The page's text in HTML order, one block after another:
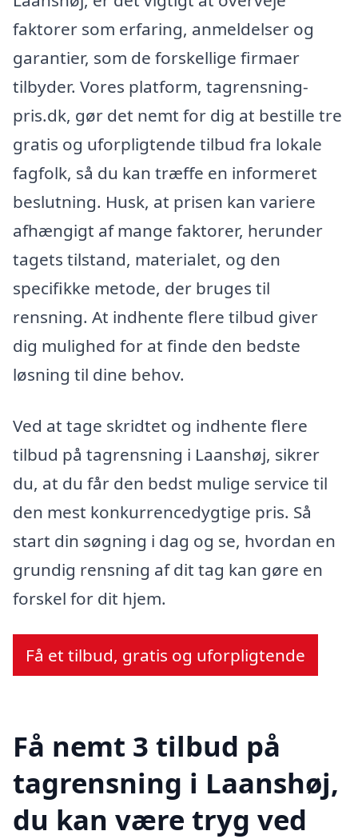
faktorer som erfaring, anmeldelser og
garantier, som de forskellige firmaer
tilbyder. Vores platform, tagrensning-
pris.dk, gør det nemt for dig at bestille tre
gratis og uforpligtende tilbud fra lokale
fagfolk, så du kan træffe en informeret
beslutning. Husk, at prisen kan variere
afhængigt af mange faktorer, herunder
tagets tilstand, materialet, og den
specifikke metode, der bruges til
rensning. At indhente flere tilbud giver
dig mulighed for at finde den bedste
løsning til dine behov.
Ved at tage skridtet og indhente flere
tilbud på tagrensning i Laanshøj, sikrer
du, at du får den bedst mulige service til
den mest konkurrencedygtige pris. Så
start din søgning i dag og se, hvordan en
grundig rensning af dit tag kan gøre en
forskel for dit hjem.
Få et tilbud, gratis og uforpligtende
Få nemt 3 tilbud på
tagrensning i Laanshøj,
du kan være tryg ved